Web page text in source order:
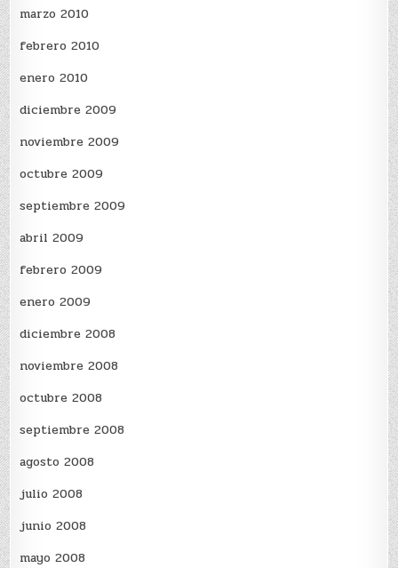
marzo 2010
febrero 2010
enero 2010
diciembre 2009
noviembre 2009
octubre 2009
septiembre 2009
abril 2009
febrero 2009
enero 2009
diciembre 2008
noviembre 2008
octubre 2008
septiembre 2008
agosto 2008
julio 2008
junio 2008
mayo 2008